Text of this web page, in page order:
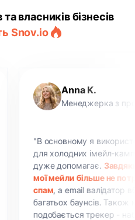
власників бізнесів
Snov.io
Anna K.
Менеджерка з продажів
основному я використовую
холодних імейл-кампаній, і це
допомагає.Завдяки прогріву
мейли більше не потрапляють в
, а email валідатор вберіг мене
баунсів. Також мені
трекер - набагато